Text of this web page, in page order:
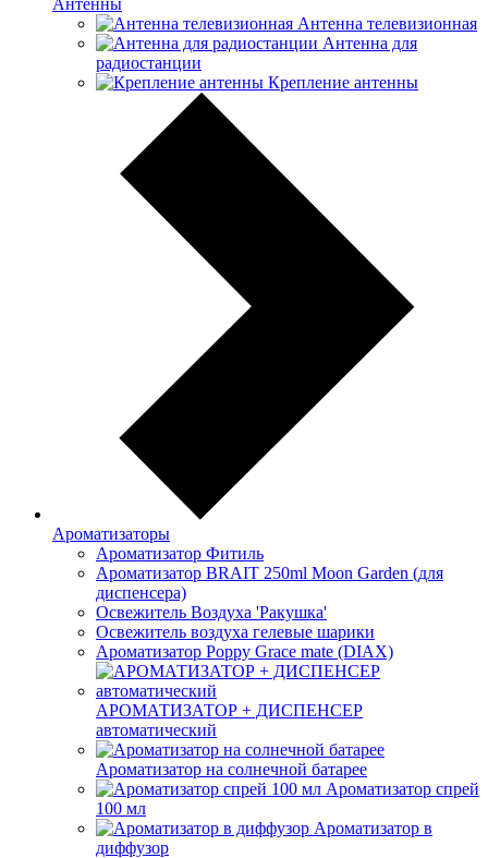
Антенна телевизионная
Антенна для
радиостанции
Крепление антенны
Ароматизаторы
Ароматизатор Фитиль
Ароматизатор BRAIT 250ml Moon Garden (для
диспенсера)
Освежитель Воздуха 'Ракушка'
Освежитель воздуха гелевые шарики
Ароматизатор Poppy Grace mate (DIAX)
АРОМАТИЗАТОР + ДИСПЕНСЕР
автоматический
Ароматизатор на солнечной батарее
Ароматизатор спрей
100 мл
Ароматизатор в
диффузор